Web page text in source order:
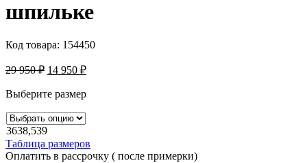
шпильке
Код товара: 154450
29 950₽ 14 950 ₽
Выберите размер
3638,539
Таблица размеров
Оплатить в рассрочку ( после примерки)